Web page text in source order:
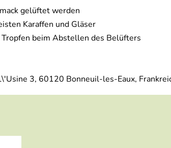
gelüftet werden
Karaffen und Gläser
beim Abstellen des Belüfters
3, 60120 Bonneuil-les-Eaux,